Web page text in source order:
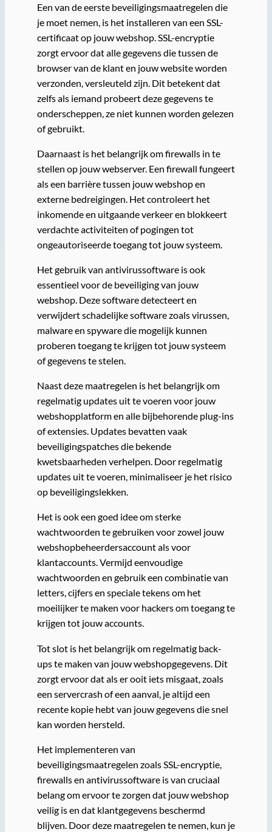
Een van de eerste beveiligingsmaatregelen die
je moet nemen, is het installeren van een SSL-
certificaat op jouw webshop. SSL-encryptie
zorgt ervoor dat alle gegevens die tussen de
browser van de klant en jouw website worden
verzonden, versleuteld zijn. Dit betekent dat
zelfs als iemand probeert deze gegevens te
onderscheppen, ze niet kunnen worden gelezen
of gebruikt.
Daarnaast is het belangrijk om firewalls in te
stellen op jouw webserver. Een firewall fungeert
als een barrière tussen jouw webshop en
externe bedreigingen. Het controleert het
inkomende en uitgaande verkeer en blokkeert
verdachte activiteiten of pogingen tot
ongeautoriseerde toegang tot jouw systeem.
Het gebruik van antivirussoftware is ook
essentieel voor de beveiliging van jouw
webshop. Deze software detecteert en
verwijdert schadelijke software zoals virussen,
malware en spyware die mogelijk kunnen
proberen toegang te krijgen tot jouw systeem
of gegevens te stelen.
Naast deze maatregelen is het belangrijk om
regelmatig updates uit te voeren voor jouw
webshopplatform en alle bijbehorende plug-ins
of extensies. Updates bevatten vaak
beveiligingspatches die bekende
kwetsbaarheden verhelpen. Door regelmatig
updates uit te voeren, minimaliseer je het risico
op beveiligingslekken.
Het is ook een goed idee om sterke
wachtwoorden te gebruiken voor zowel jouw
webshopbeheerdersaccount als voor
klantaccounts. Vermijd eenvoudige
wachtwoorden en gebruik een combinatie van
letters, cijfers en speciale tekens om het
moeilijker te maken voor hackers om toegang te
krijgen tot jouw accounts.
Tot slot is het belangrijk om regelmatig back-
ups te maken van jouw webshopgegevens. Dit
zorgt ervoor dat als er ooit iets misgaat, zoals
een servercrash of een aanval, je altijd een
recente kopie hebt van jouw gegevens die snel
kan worden hersteld.
Het implementeren van
beveiligingsmaatregelen zoals SSL-encryptie,
firewalls en antivirussoftware is van cruciaal
belang om ervoor te zorgen dat jouw webshop
veilig is en dat klantgegevens beschermd
blijven. Door deze maatregelen te nemen, kun je